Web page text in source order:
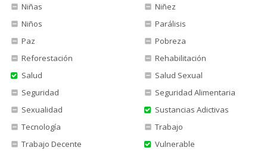
Niñas
Niñez
Niños
Parálisis
Paz
Pobreza
Reforestación
Rehabilitación
Salud
Salud Sexual
Seguridad
Seguridad Alimentaria
Sexualidad
Sustancias Adictivas
Tecnología
Trabajo
Trabajo Decente
Vulnerable